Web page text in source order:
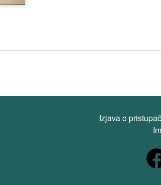
Izjava o